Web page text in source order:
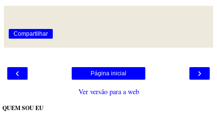
Compartilhar
‹ ›
Página inicial
Ver versão para a web
QUEM SOU EU